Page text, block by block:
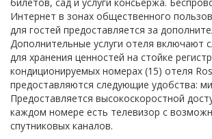
Интернет в зонах общественного
для гостей предоставляется за
Дополнительные услуги отеля включают
для хранения ценностей на стойке
кондиционируемых номерах (15) отеля
предоставляются следующие удобства:
Предоставляется высокоскоростной
каждом номере есть телевизор с
спутниковых каналов.